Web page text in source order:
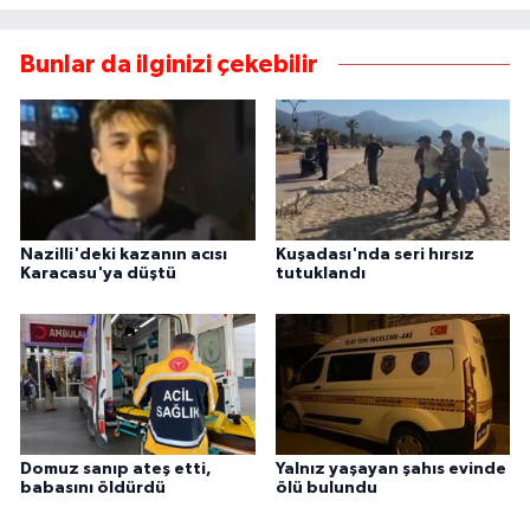
Bunlar da ilginizi çekebilir
Nazilli'deki kazanın acısı
Karacasu'ya düştü
Kuşadası'nda seri hırsız
tutuklandı
Domuz sanıp ateş etti,
babasını öldürdü
Yalnız yaşayan şahıs evinde
ölü bulundu